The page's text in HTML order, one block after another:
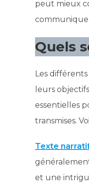
peut mieux
Quels
Les
leurs
essentielles
transmises.
Texte
et une